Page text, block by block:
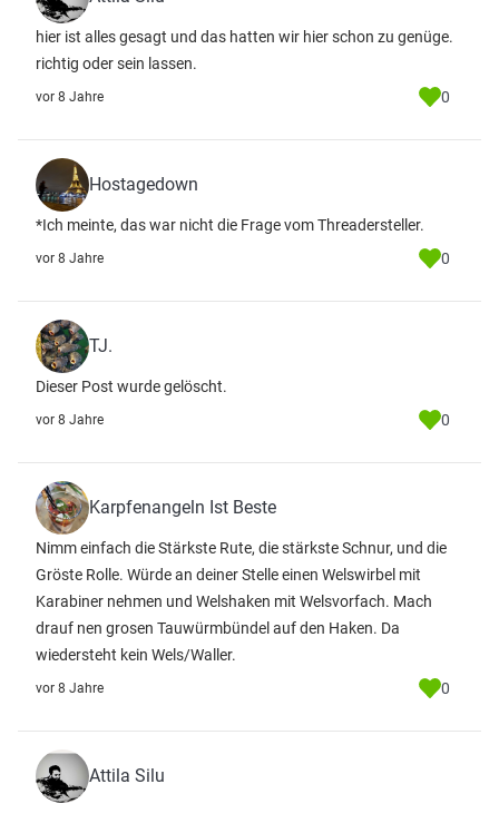
hier ist alles gesagt und das hatten wir hier schon zu genüge.
richtig oder sein lassen.
vor 8 Jahre 0
Hostagedown
*Ich meinte, das war nicht die Frage vom Threadersteller.
vor 8 Jahre 0
TJ.
Dieser Post wurde gelöscht.
vor 8 Jahre 0
Karpfenangeln Ist Beste
Nimm einfach die Stärkste Rute, die stärkste Schnur, und die
Gröste Rolle. Würde an deiner Stelle einen Welswirbel mit
Karabiner nehmen und Welshaken mit Welsvorfach. Mach
drauf nen grosen Tauwürmbündel auf den Haken. Da
wiedersteht kein Wels/Waller.
vor 8 Jahre 0
Attila Silu